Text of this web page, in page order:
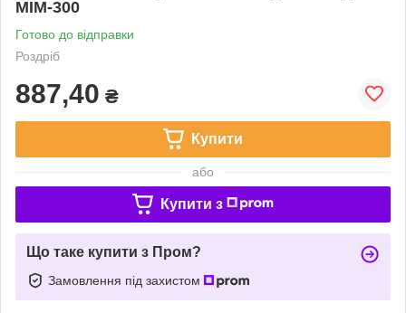
МІМ-300
Готово до відправки
Роздріб
887,40 ₴
Купити
або
Купити з
Що таке купити з Пром?
Замовлення під захистом